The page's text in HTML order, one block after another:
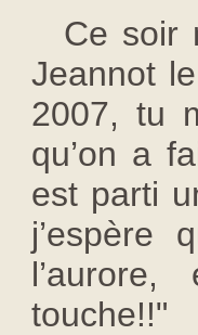
Ce soir
Jeannot
2007, tu
qu’on a
est parti
j’espère
touche!!"